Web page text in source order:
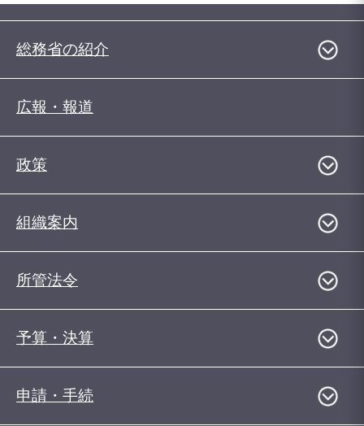
総務省の紹介
広報・報道
政策
組織案内
所管法令
予算・決算
申請・手続